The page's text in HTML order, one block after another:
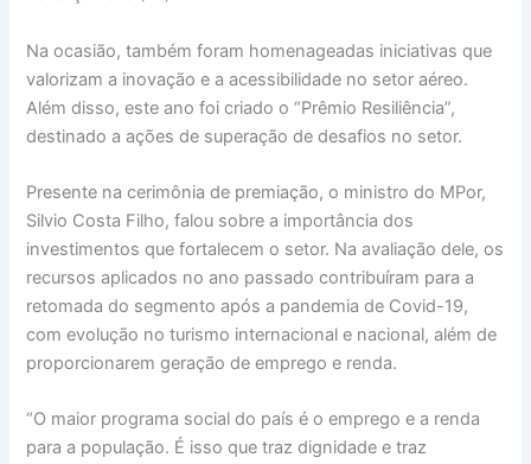
Na ocasião, também foram homenageadas iniciativas que
valorizam a inovação e a acessibilidade no setor aéreo.
Além disso, este ano foi criado o “Prêmio Resiliência”,
destinado a ações de superação de desafios no setor.
Presente na cerimônia de premiação, o ministro do MPor,
Silvio Costa Filho, falou sobre a importância dos
investimentos que fortalecem o setor. Na avaliação dele, os
recursos aplicados no ano passado contribuíram para a
retomada do segmento após a pandemia de Covid-19,
com evolução no turismo internacional e nacional, além de
proporcionarem geração de emprego e renda.
“O maior programa social do país é o emprego e a renda
para a população. É isso que traz dignidade e traz